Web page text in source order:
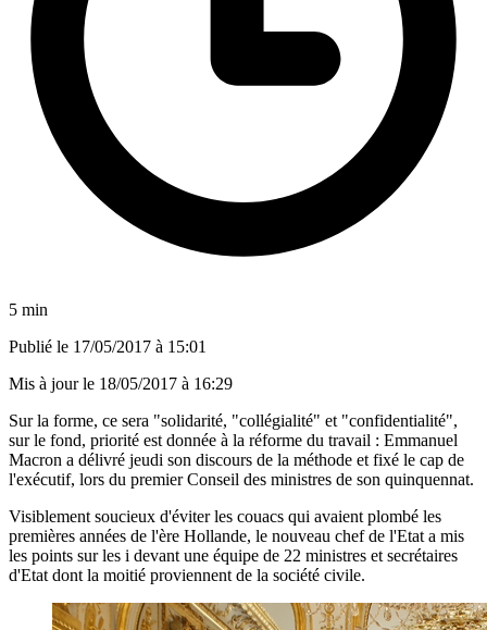
5 min
Publié le 17/05/2017 à 15:01
Mis à jour le 18/05/2017 à 16:29
Sur la forme, ce sera "solidarité, "collégialité" et "confidentialité",
sur le fond, priorité est donnée à la réforme du travail : Emmanuel
Macron a délivré jeudi son discours de la méthode et fixé le cap de
l'exécutif, lors du premier Conseil des ministres de son quinquennat.
Visiblement soucieux d'éviter les couacs qui avaient plombé les
premières années de l'ère Hollande, le nouveau chef de l'Etat a mis
les points sur les i devant une équipe de 22 ministres et secrétaires
d'Etat dont la moitié proviennent de la société civile.